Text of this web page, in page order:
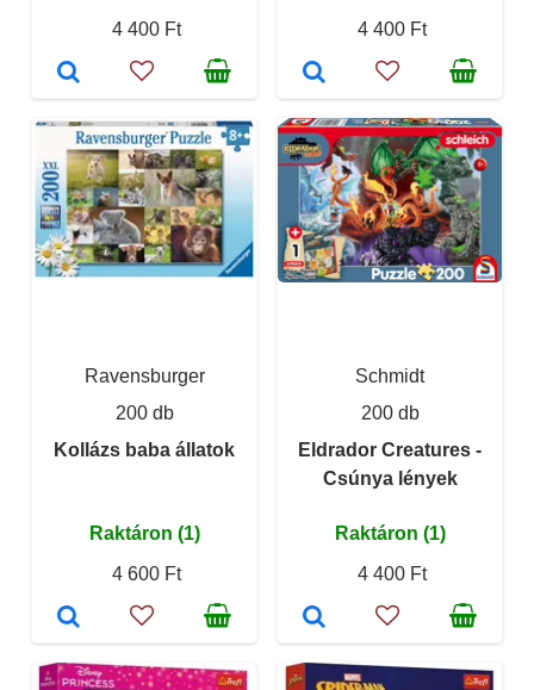
4 400 Ft
4 400 Ft
Ravensburger
200 db
Kollázs baba állatok
Raktáron (1)
4 600 Ft
Schmidt
200 db
Eldrador Creatures -
Csúnya lények
Raktáron (1)
4 400 Ft